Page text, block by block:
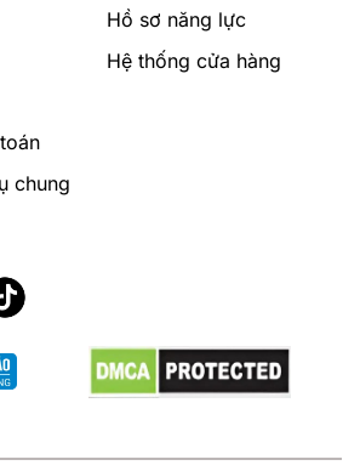
chung
Hồ sơ năng lực
Hệ thống cửa hàng